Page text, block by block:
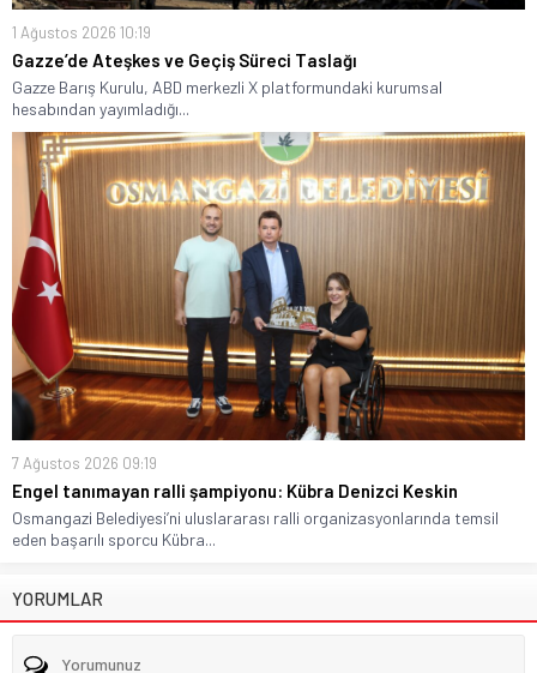
1 Ağustos 2026 10:19
Gazze’de Ateşkes ve Geçiş Süreci Taslağı
Gazze Barış Kurulu, ABD merkezli X platformundaki kurumsal
hesabından yayımladığı...
7 Ağustos 2026 09:19
Engel tanımayan ralli şampiyonu: Kübra Denizci Keskin
Osmangazi Belediyesi’ni uluslararası ralli organizasyonlarında temsil
eden başarılı sporcu Kübra...
YORUMLAR